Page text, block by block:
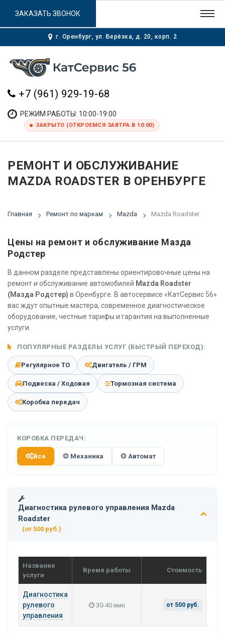
г. Оренбург, ул. Берёзка, д. 20, корп. 2
+7 (961) 929-19-68
РЕЖИМ РАБОТЫ: 10:00-19:00
ЗАКРЫТО (ОТКРОЕМСЯ ЗАВТРА В 10:00)
ЗАКАЗАТЬ ЗВОНОК
РЕМОНТ И ОБСЛУЖИВАНИЕ
MAZDA ROADSTER В ОРЕНБУРГЕ
Главная Ремонт по маркам Mazda Mazda Roadster
Цены на ремонт и обслуживание Мазда
Родстер
В данном разделе представлены ориентировочные цены на
ремонт и обслуживание автомобилей Mazda Roadster
(Мазда Родстер) в Оренбурге. В автосервисе «КатСервис 56»
вас ждут опытные мастера, современное диагностическое
оборудование, честные тарифы и гарантия на выполненные
услуги.
ПОПУЛЯРНЫЕ РАЗДЕЛЫ УСЛУГ (БЫСТРЫЙ ПЕРЕХОД):
Регулярное ТО Двигатель / ГРМ
Подвеска / Ходовая Тормозная система
Коробка передач
КОРОБКА ПЕРЕДАЧ:
Все Механика Автомат
Диагностика рулевого управления Mazda
Roadster
(от 500 руб.)
Название
услуги
Время работы Стоимость
Диагностика
рулевого
управления
30-40 мин от 500 руб.